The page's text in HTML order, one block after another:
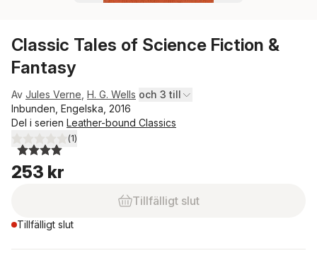
Classic Tales of Science Fiction &
Fantasy
Av Jules Verne H. G. Wells och 3 till
Inbunden, Engelska, 2016
Del i serien Leather-bound Classics
4,0utav 5 stjärnor. Totalt antal röster:
(1)
253 kr
Tillfälligt slut
Tillfälligt slut